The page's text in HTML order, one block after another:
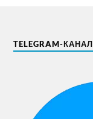
TELEGRAM-КАНАЛ